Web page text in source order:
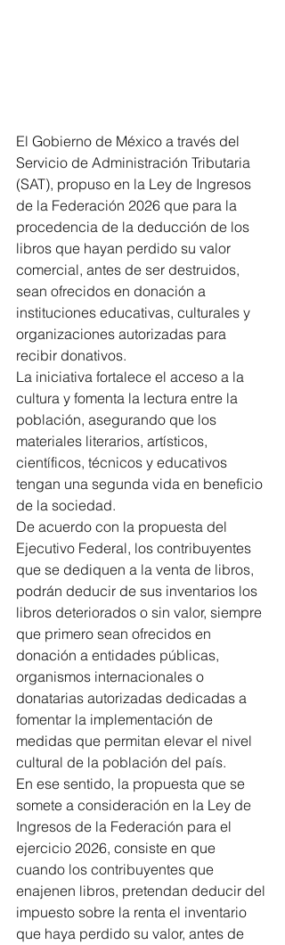
El Gobierno de México a través del
Servicio de Administración Tributaria
(SAT), propuso en la Ley de Ingresos
de la Federación 2026 que para la
procedencia de la deducción de los
libros que hayan perdido su valor
comercial, antes de ser destruidos,
sean ofrecidos en donación a
instituciones educativas, culturales y
organizaciones autorizadas para
recibir donativos.
La iniciativa fortalece el acceso a la
cultura y fomenta la lectura entre la
población, asegurando que los
materiales literarios, artísticos,
científicos, técnicos y educativos
tengan una segunda vida en beneficio
de la sociedad.
De acuerdo con la propuesta del
Ejecutivo Federal, los contribuyentes
que se dediquen a la venta de libros,
podrán deducir de sus inventarios los
libros deteriorados o sin valor, siempre
que primero sean ofrecidos en
donación a entidades públicas,
organismos internacionales o
donatarias autorizadas dedicadas a
fomentar la implementación de
medidas que permitan elevar el nivel
cultural de la población del país.
En ese sentido, la propuesta que se
somete a consideración en la Ley de
Ingresos de la Federación para el
ejercicio 2026, consiste en que
cuando los contribuyentes que
enajenen libros, pretendan deducir del
impuesto sobre la renta el inventario
que haya perdido su valor, antes de